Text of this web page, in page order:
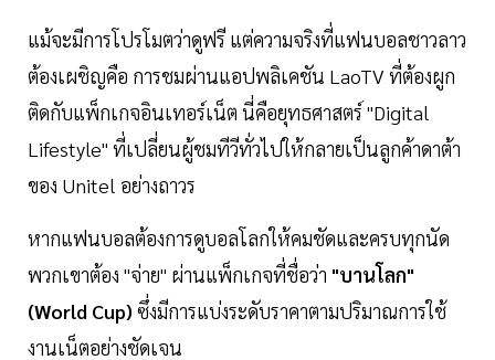
แม้จะมีการโปรโมตว่าดูฟรี แต่ความจริงที่แฟนบอลชาวลาว
ต้องเผชิญคือ การชมผ่านแอปพลิเคชัน LaoTV ที่ต้องผูก
ติดกับแพ็กเกจอินเทอร์เน็ต นี่คือยุทธศาสตร์ "Digital
Lifestyle" ที่เปลี่ยนผู้ชมทีวีทั่วไปให้กลายเป็นลูกค้าดาต้า
ของ Unitel อย่างถาวร
หากแฟนบอลต้องการดูบอลโลกให้คมชัดและครบทุกนัด
พวกเขาต้อง "จ่าย" ผ่านแพ็กเกจที่ชื่อว่า "บานโลก"
(World Cup) ซึ่งมีการแบ่งระดับราคาตามปริมาณการใช้
งานเน็ตอย่างชัดเจน